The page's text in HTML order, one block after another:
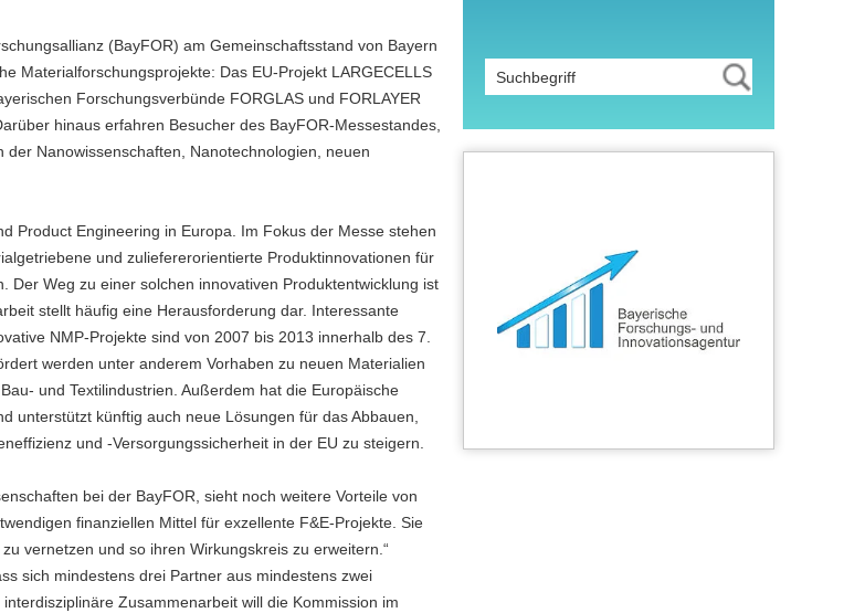
(BayFOR) am Gemeinschaftsstand von Bayern
Materialforschungsprojekte: Das EU-Projekt LARGECELLS
Forschungsverbünde FORGLAS und FORLAYER
hinaus erfahren Besucher des BayFOR-Messestandes,
Nanowissenschaften, Nanotechnologien, neuen
Product Engineering in Europa. Im Fokus der Messe stehen
und zuliefererorientierte Produktinnovationen für
Weg zu einer solchen innovativen Produktentwicklung ist
stellt häufig eine Herausforderung dar. Interessante
NMP-Projekte sind von 2007 bis 2013 innerhalb des 7.
werden unter anderem Vorhaben zu neuen Materialien
und Textilindustrien. Außerdem hat die Europäische
unterstützt künftig auch neue Lösungen für das Abbauen,
und -Versorgungssicherheit in der EU zu steigern.
bei der BayFOR, sieht noch weitere Vorteile von
finanziellen Mittel für exzellente F&E-Projekte. Sie
vernetzen und so ihren Wirkungskreis zu erweitern.“
sich mindestens drei Partner aus mindestens zwei
Zusammenarbeit will die Kommission im